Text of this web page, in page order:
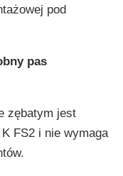
pod
pas
zębatym jest
FS2 i nie wymaga